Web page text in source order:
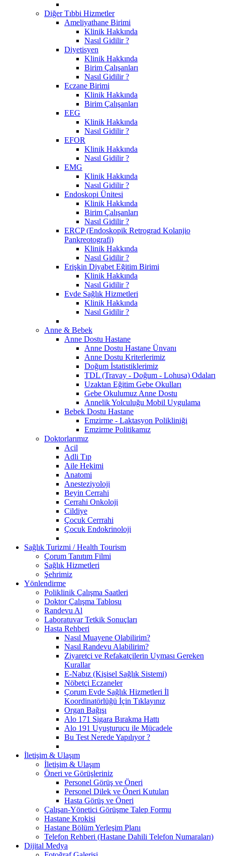
Diğer Tıbbi Hizmetler
Ameliyathane Birimi
Klinik Hakkında
Nasıl Gidilir ?
Diyetisyen
Klinik Hakkında
Birim Çalışanları
Nasıl Gidilir ?
Eczane Birimi
Klinik Hakkında
Birim Çalışanları
EEG
Klinik Hakkında
Nasıl Gidilir ?
EFOR
Klinik Hakkında
Nasıl Gidilir ?
EMG
Klinik Hakkında
Nasıl Gidilir ?
Endoskopi Ünitesi
Klinik Hakkında
Birim Çalışanları
Nasıl Gidilir ?
ERCP (Endoskopik Retrograd Kolanjio
Pankreotografi)
Klinik Hakkında
Nasıl Gidilir ?
Erişkin Diyabet Eğitim Birimi
Klinik Hakkında
Nasıl Gidilir ?
Evde Sağlık Hizmetleri
Klinik Hakkında
Nasıl Gidilir ?
Anne & Bebek
Anne Dostu Hastane
Anne Dostu Hastane Ünvanı
Anne Dostu Kriterlerimiz
Doğum İstatistiklerimiz
TDL (Travay - Doğum - Lohusa) Odaları
Uzaktan Eğitim Gebe Okulları
Gebe Okulumuz Anne Dostu
Annelik Yolculuğu Mobil Uygulama
Bebek Dostu Hastane
Emzirme - Laktasyon Polikliniği
Emzirme Politikamız
Doktorlarımız
Acil
Adli Tıp
Aile Hekimi
Anatomi
Anesteziyoloji
Beyin Cerrahi
Cerrahi Onkoloji
Cildiye
Çocuk Cerrrahi
Çocuk Endokrinoloji
Sağlık Turizmi / Health Tourism
Çorum Tanıtım Filmi
Sağlık Hizmetleri
Şehrimiz
Yönlendirme
Poliklinik Çalışma Saatleri
Doktor Çalışma Tablosu
Randevu Al
Laboratuvar Tetkik Sonuçları
Hasta Rehberi
Nasıl Muayene Olabilirim?
Nasıl Randevu Alabilirim?
Ziyaretçi ve Refakatçilerin Uyması Gereken
Kurallar
E-Nabız (Kişisel Sağlık Sistemi)
Nöbetçi Eczaneler
Çorum Evde Sağlık Hizmetleri İl
Koordinatörlüğü İçin Tıklayınız
Organ Bağışı
Alo 171 Sigara Bırakma Hattı
Alo 191 Uyuşturucu ile Mücadele
Bu Test Nerede Yapılıyor ?
İletişim & Ulaşım
İletişim & Ulaşım
Öneri ve Görüşleriniz
Personel Görüş ve Öneri
Personel Dilek ve Öneri Kutuları
Hasta Görüş ve Öneri
Çalışan-Yönetici Görüşme Talep Formu
Hastane Krokisi
Hastane Bölüm Yerleşim Planı
Telefon Rehberi (Hastane Dahili Telefon Numaraları)
Dijital Medya